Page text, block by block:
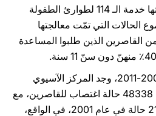
جنسي على الأطفال، عالجتها خدمة الـ 114 لطوارئ الطفولة
من مجموع الحالات التي تمّت معالجتها
هذه الخدمة. 65٪ من القاصرين الذين طلبوا المساعدة
، في العقد 2001-2011، وجد المركز الآسيوي
لحقوق الإنسان ما مجموعه 48338 حالة اغتصاب للقاصرين، مع
زيادة قدرها 33.6٪: من 2113 حالة في عام 2001، في الواقع،